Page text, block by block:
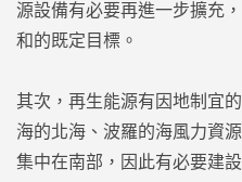
源設備有必要再進一步擴充
和的既定目標。
其次，再生能源有因地制宜
海的北海、波羅的海風力資
集中在南部，因此有必要建